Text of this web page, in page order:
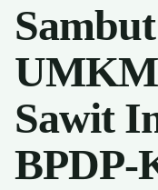
Sawit
BPDP-